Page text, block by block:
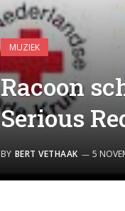
MUZIEK
Racoon
Serious
BY BERT VETHAAK 5